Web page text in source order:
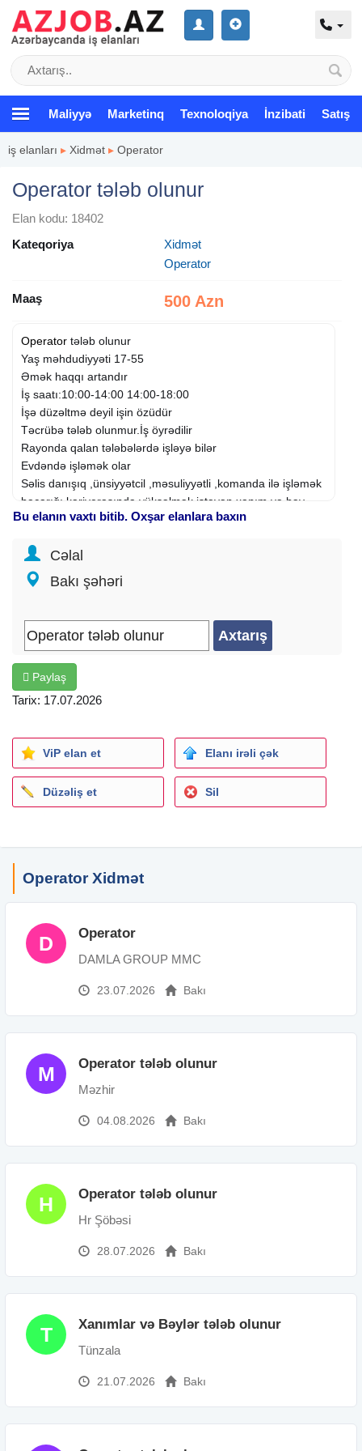
Maliyyə Marketinq Texnoloqiya İnzibati Satış
iş elanları ▸ Xidmət ▸ Operator
Operator tələb olunur
Elan kodu: 18402
Kateqoriya
Xidmət
Operator
Maaş 500 Azn
Operator tələb olunur
Yaş məhdudiyyəti 17-55
Əmək haqqı artandır
İş saatı:10:00-14:00 14:00-18:00
İşə düzəltmə deyil işin özüdür
Təcrübə tələb olunmur.İş öyrədilir
Rayonda qalan tələbələrdə işləyə bilər
Evdəndə işləmək olar
Səlis danışıq ,ünsiyyətcil ,məsuliyyətli ,komanda ilə işləmək
bacarığı kariyerasında yüksəlmək istəyən xanım və bəy
tələb olunur.
İxtisas: Call-centre əməkdaşı
Şirkət növü: Birbaşa işəgötürən
İş qrafiki: Natamam
İş yerinin ünvanı:Memar Əcəmi m.
Distant iş: Bəli
Bu elanın vaxtı bitib. Oxşar elanlara baxın
Cəlal
Bakı şəhəri
Paylaş
Tarix: 17.07.2026
ViP elan et Elanı irəli çək
Düzəliş et Sil
Operator Xidmət
D Operator
DAMLA GROUP MMC
23.07.2026 Bakı
M Operator tələb olunur
Məzhir
04.08.2026 Bakı
H Operator tələb olunur
Hr Şöbəsi
28.07.2026 Bakı
T Xanımlar və Bəylər tələb olunur
Tünzala
21.07.2026 Bakı